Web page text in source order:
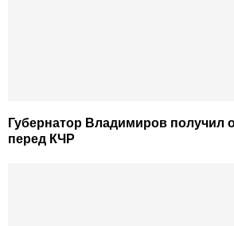
Губернатор Владимиров получил
перед КЧР